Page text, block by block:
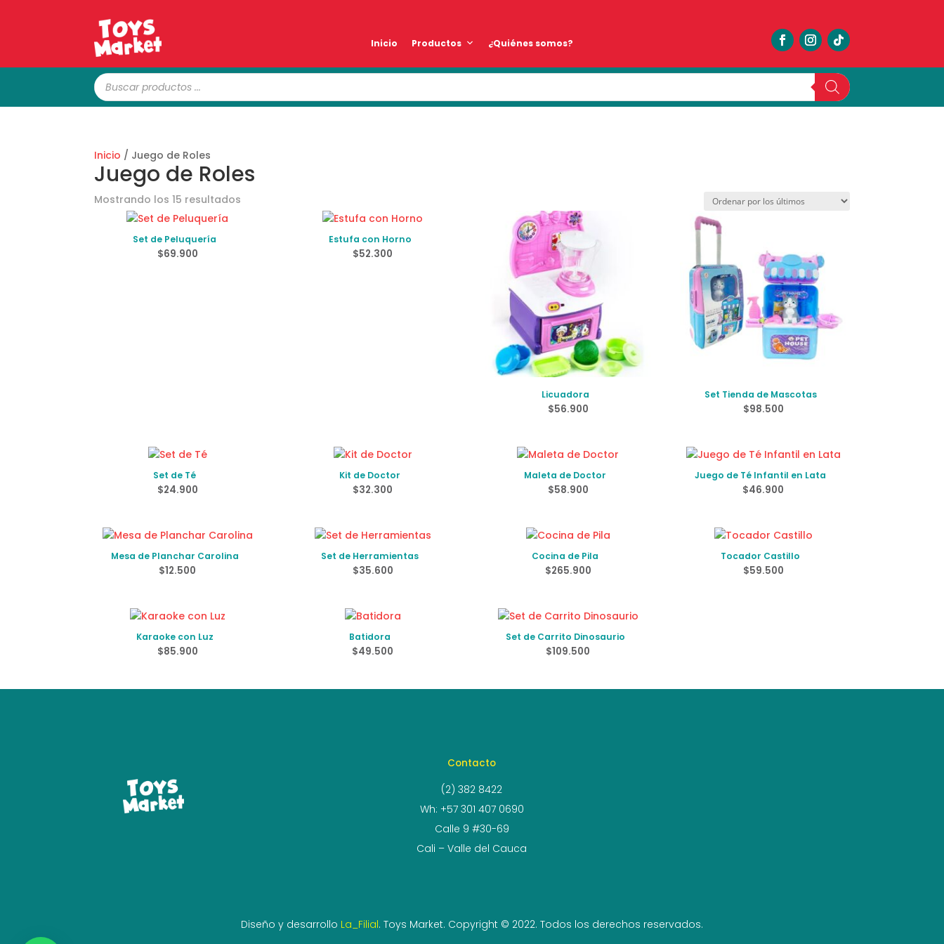
Inicio Productos ¿Quiénes somos?
Búsqueda
de
productos
Inicio / Juego de Roles
Juego de Roles
Mostrando los 15 resultados
Set de Peluquería
$69.900
Estufa con Horno
$52.300
Licuadora
$56.900
Set Tienda de Mascotas
$98.500
Set de Té
$24.900
Kit de Doctor
$32.300
Maleta de Doctor
$58.900
Juego de Té Infantil en Lata
$46.900
Mesa de Planchar Carolina
$12.500
Set de Herramientas
$35.600
Cocina de Pila
$265.900
Tocador Castillo
$59.500
Karaoke con Luz
$85.900
Batidora
$49.500
Set de Carrito Dinosaurio
$109.500
Contacto
(2) 382 8422
Wh: +57 301 407 0690
Calle 9 #30-69
Cali – Valle del Cauca
Diseño y desarrollo La_Filial. Toys Market. Copyright © 2022. Todos los derechos reservados.